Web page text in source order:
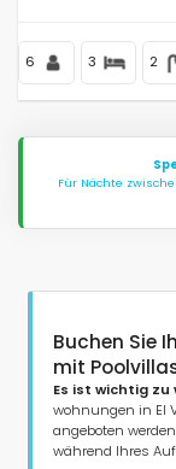
6 3 2
Für Nächte
Buchen Sie
mit
Es ist wichtig zu
wohnungen in El
angeboten
während Ihres